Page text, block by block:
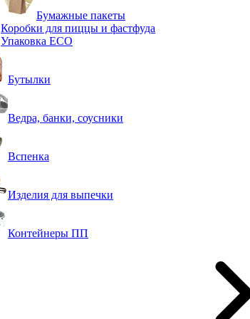
Бумажные пакеты
Коробки для пиццы и фастфуда
Упаковка ECO
Бутылки
Ведра, банки, соусники
Вспенка
Изделия для выпечки
Контейнеры ПП